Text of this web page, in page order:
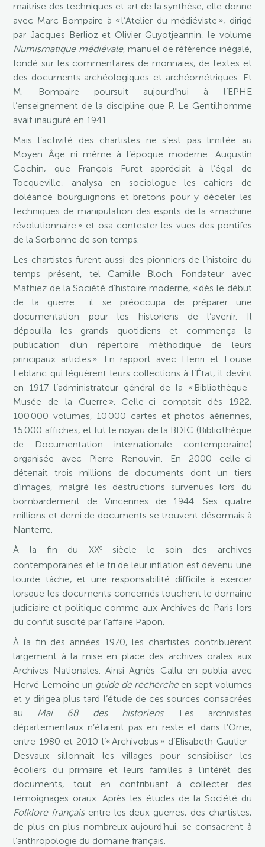
maîtrise des techniques et art de la synthèse, elle donne
avec Marc Bompaire à « l’Atelier du médiéviste », dirigé
par Jacques Berlioz et Olivier Guyotjeannin, le volume
Numismatique médiévale, manuel de référence inégalé,
fondé sur les commentaires de monnaies, de textes et
des documents archéologiques et archéométriques. Et
M. Bompaire poursuit aujourd’hui à l’EPHE
l’enseignement de la discipline que P. Le Gentilhomme
avait inauguré en 1941.
Mais l’activité des chartistes ne s’est pas limitée au
Moyen Âge ni même à l’époque moderne. Augustin
Cochin, que François Furet appréciait à l’égal de
Tocqueville, analysa en sociologue les cahiers de
doléance bourguignons et bretons pour y déceler les
techniques de manipulation des esprits de la « machine
révolutionnaire » et osa contester les vues des pontifes
de la Sorbonne de son temps.
Les chartistes furent aussi des pionniers de l’histoire du
temps présent, tel Camille Bloch. Fondateur avec
Mathiez de la Société d’histoire moderne, « dès le début
de la guerre …il se préoccupa de préparer une
documentation pour les historiens de l’avenir. Il
dépouilla les grands quotidiens et commença la
publication d’un répertoire méthodique de leurs
principaux articles ». En rapport avec Henri et Louise
Leblanc qui léguèrent leurs collections à l’État, il devint
en 1917 l’administrateur général de la « Bibliothèque-
Musée de la Guerre ». Celle-ci comptait dès 1922,
100 000 volumes, 10 000 cartes et photos aériennes,
15 000 affiches, et fut le noyau de la BDIC (Bibliothèque
de Documentation internationale contemporaine)
organisée avec Pierre Renouvin. En 2000 celle-ci
détenait trois millions de documents dont un tiers
d’images, malgré les destructions survenues lors du
bombardement de Vincennes de 1944. Ses quatre
millions et demi de documents se trouvent désormais à
Nanterre.
À la fin du XXesiècle le soin des archives
contemporaines et le tri de leur inflation est devenu une
lourde tâche, et une responsabilité difficile à exercer
lorsque les documents concernés touchent le domaine
judiciaire et politique comme aux Archives de Paris lors
du conflit suscité par l’affaire Papon.
À la fin des années 1970, les chartistes contribuèrent
largement à la mise en place des archives orales aux
Archives Nationales. Ainsi Agnès Callu en publia avec
Hervé Lemoine un guide de rechercheen sept volumes
et y dirigea plus tard l’étude de ces sources consacrées
au Mai 68 des historiens. Les archivistes
départementaux n’étaient pas en reste et dans l’Orne,
entre 1980 et 2010 l’« Archivobus » d’Elisabeth Gautier-
Desvaux sillonnait les villages pour sensibiliser les
écoliers du primaire et leurs familles à l’intérêt des
documents, tout en contribuant à collecter des
témoignages oraux. Après les études de la Société du
Folklore françaisentre les deux guerres, des chartistes,
de plus en plus nombreux aujourd’hui, se consacrent à
l’anthropologie du domaine français.